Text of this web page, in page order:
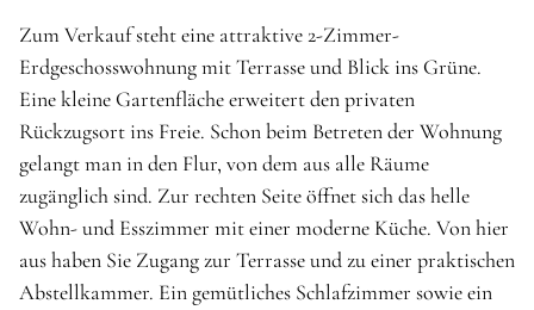
Zum Verkauf steht eine attraktive 2-Zimmer-
Erdgeschosswohnung mit Terrasse und Blick ins Grüne.
Eine kleine Gartenfläche erweitert den privaten
Rückzugsort ins Freie. Schon beim Betreten der Wohnung
gelangt man in den Flur, von dem aus alle Räume
zugänglich sind. Zur rechten Seite öffnet sich das helle
Wohn- und Esszimmer mit einer moderne Küche. Von hier
aus haben Sie Zugang zur Terrasse und zu einer praktischen
Abstellkammer. Ein gemütliches Schlafzimmer sowie ein